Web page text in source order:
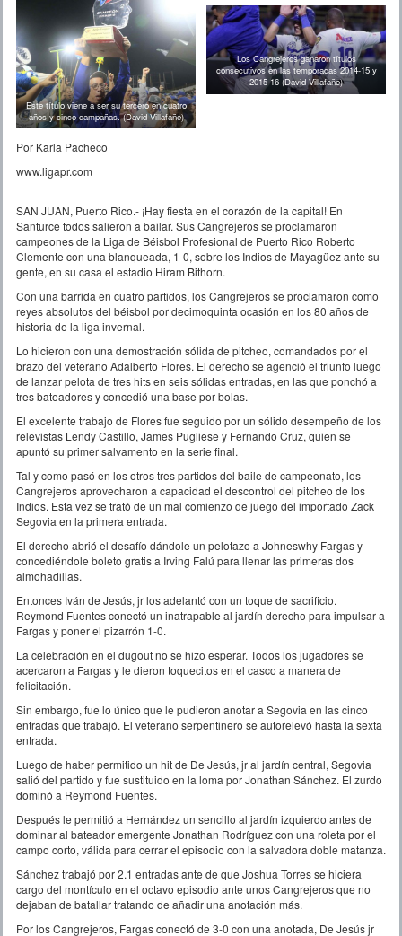
Este título viene a ser su tercero en cuatro
años y cinco campañas. (David Villafañe)
Los Cangrejeros ganaron títulos
consecutivos en las temporadas 2014-15 y
2015-16 (David Villafañe)
Por Karla Pacheco
www.ligapr.com
SAN JUAN, Puerto Rico.- ¡Hay fiesta en el corazón de la capital! En
Santurce todos salieron a bailar. Sus Cangrejeros se proclamaron
campeones de la Liga de Béisbol Profesional de Puerto Rico Roberto
Clemente con una blanqueada, 1-0, sobre los Indios de Mayagüez ante su
gente, en su casa el estadio Hiram Bithorn.
Con una barrida en cuatro partidos, los Cangrejeros se proclamaron como
reyes absolutos del béisbol por decimoquinta ocasión en los 80 años de
historia de la liga invernal.
Lo hicieron con una demostración sólida de pitcheo, comandados por el
brazo del veterano Adalberto Flores. El derecho se agenció el triunfo luego
de lanzar pelota de tres hits en seis sólidas entradas, en las que ponchó a
tres bateadores y concedió una base por bolas.
El excelente trabajo de Flores fue seguido por un sólido desempeño de los
relevistas Lendy Castillo, James Pugliese y Fernando Cruz, quien se
apuntó su primer salvamento en la serie final.
Tal y como pasó en los otros tres partidos del baile de campeonato, los
Cangrejeros aprovecharon a capacidad el descontrol del pitcheo de los
Indios. Esta vez se trató de un mal comienzo de juego del importado Zack
Segovia en la primera entrada.
El derecho abrió el desafío dándole un pelotazo a Johneswhy Fargas y
concediéndole boleto gratis a Irving Falú para llenar las primeras dos
almohadillas.
Entonces Iván de Jesús, jr los adelantó con un toque de sacrificio.
Reymond Fuentes conectó un inatrapable al jardín derecho para impulsar a
Fargas y poner el pizarrón 1-0.
La celebración en el dugout no se hizo esperar. Todos los jugadores se
acercaron a Fargas y le dieron toquecitos en el casco a manera de
felicitación.
Sin embargo, fue lo único que le pudieron anotar a Segovia en las cinco
entradas que trabajó. El veterano serpentinero se autorelevó hasta la sexta
entrada.
Luego de haber permitido un hit de De Jesús, jr al jardín central, Segovia
salió del partido y fue sustituido en la loma por Jonathan Sánchez. El zurdo
dominó a Reymond Fuentes.
Después le permitió a Hernández un sencillo al jardín izquierdo antes de
dominar al bateador emergente Jonathan Rodríguez con una roleta por el
campo corto, válida para cerrar el episodio con la salvadora doble matanza.
Sánchez trabajó por 2.1 entradas ante de que Joshua Torres se hiciera
cargo del montículo en el octavo episodio ante unos Cangrejeros que no
dejaban de batallar tratando de añadir una anotación más.
Por los Cangrejeros, Fargas conectó de 3-0 con una anotada, De Jesús jr